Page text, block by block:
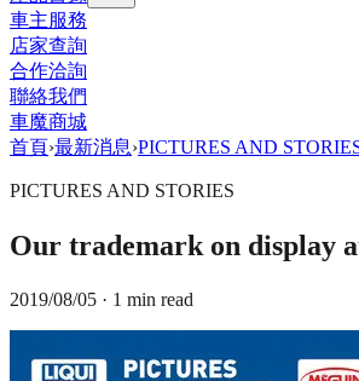
車主服務
店家查詢
合作洽詢
聯絡我們
車魔商城
首頁›最新消息›PICTURES AND
PICTURES AND STORIES
Our trademark on display
2019/08/05 · 1 min read